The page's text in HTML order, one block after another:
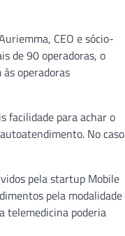
CEO e sócio-
de 90 operadoras, o
operadoras
facilidade para achar o
No caso
pela startup Mobile
pela modalidade
telemedicina poderia